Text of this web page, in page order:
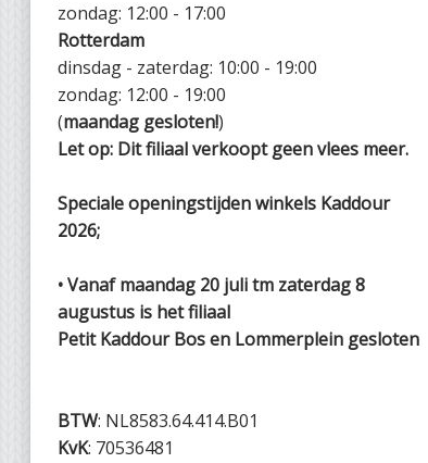
zondag: 12:00 - 17:00
Rotterdam
dinsdag - zaterdag: 10:00 - 19:00
zondag: 12:00 - 19:00
(maandag gesloten!)
Let op: Dit filiaal verkoopt geen vlees meer.
Speciale openingstijden winkels Kaddour
2026;
• Vanaf maandag 20 juli tm zaterdag 8
augustus is het filiaal
Petit Kaddour Bos en Lommerplein gesloten
BTW: NL8583.64.414.B01
KvK: 70536481